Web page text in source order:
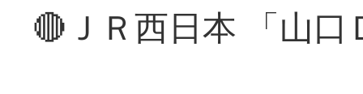
🔴ＪＲ西日本 「山